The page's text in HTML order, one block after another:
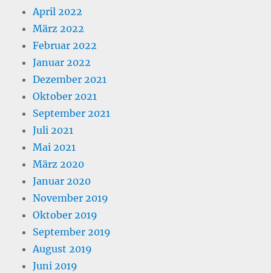
April 2022
März 2022
Februar 2022
Januar 2022
Dezember 2021
Oktober 2021
September 2021
Juli 2021
Mai 2021
März 2020
Januar 2020
November 2019
Oktober 2019
September 2019
August 2019
Juni 2019